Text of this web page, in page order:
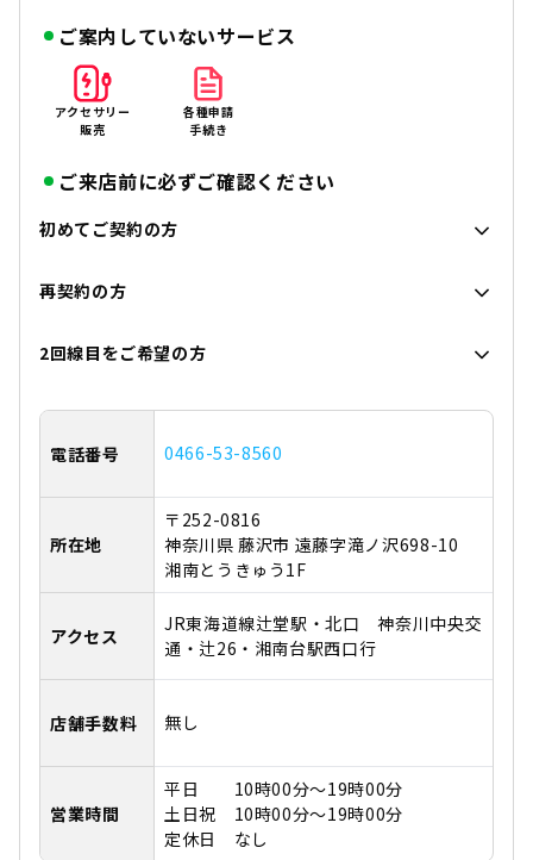
ご案内していないサービス
アクセサリー
販売
各種申請
手続き
ご来店前に必ずご確認ください
初めてご契約の方
再契約の方
2回線目をご希望の方
電話番号 0466-53-8560
所在地
〒252-0816
神奈川県 藤沢市 遠藤字滝ノ沢698-10
湘南とうきゅう1F
アクセス
JR東海道線辻堂駅・北口 神奈川中央交
通・辻26・湘南台駅西口行
店舗手数料 無し
営業時間
平日 10時00分～19時00分
土日祝 10時00分～19時00分
定休日 なし